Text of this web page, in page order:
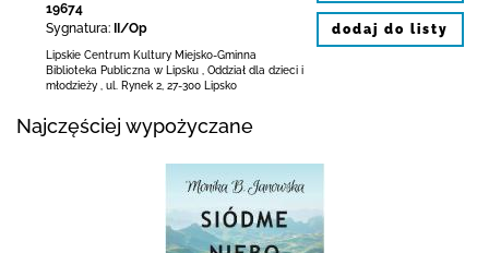
19674
Sygnatura:
II/Op
Lipskie Centrum Kultury Miejsko-Gminna
Biblioteka Publiczna w Lipsku
Oddział dla dzieci i
młodzieży , ul. Rynek 2 27-300 Lipsko
dodaj do listy
Najczęściej wypożyczane